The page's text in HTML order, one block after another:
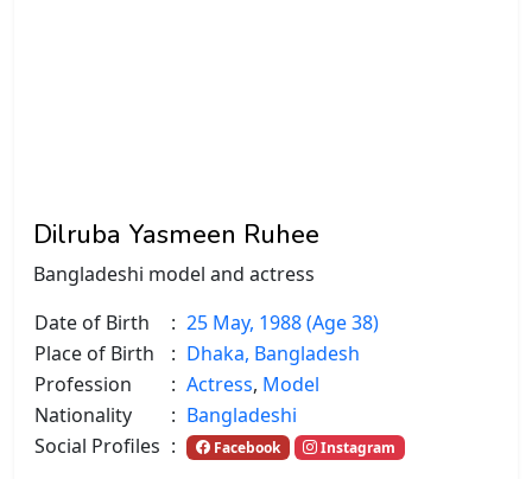
Dilruba Yasmeen Ruhee
Bangladeshi model and actress
Date of Birth
: 25 May, 1988 (Age 38)
Place of Birth
: Dhaka, Bangladesh
Profession
: Actress, Model
Nationality
: Bangladeshi
Social Profiles : Facebook Instagram